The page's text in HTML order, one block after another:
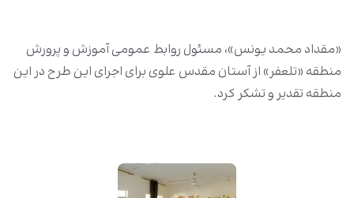
«مقداد محمد یونس»، مسئول روابط عمومی آموزش و پرورش
منطقه «تلعفر» از آستان مقدس علوی برای اجرای این طرح در این
منطقه تقدیر و تشکر کرد.